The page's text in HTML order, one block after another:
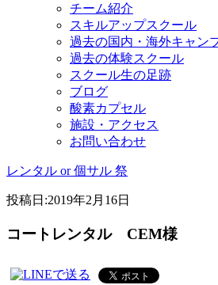
チーム紹介
スキルアップスクール
過去の国内・海外キャン
過去の体験スクール
スクール生の足跡
ブログ
酸素カプセル
施設・アクセス
お問い合わせ
レンタル or 個サル 祭
投稿日:2019年2月16日
コートレンタル CEM様